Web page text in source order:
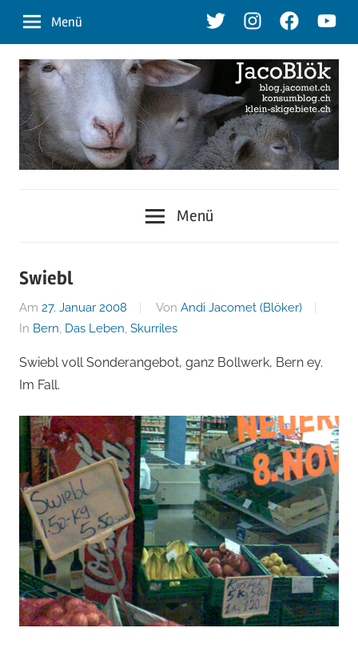
Inhalt
TwitterInstagramFacebook
Menü
der
Blog
von
Andi
Jacomet
klein-
Menü
Swiebl
Am 27. Januar 2008 Von Andi Jacomet (Blöker)
In Bern, Das Leben, Skurriles
Swiebl voll Sonderangebot, ganz Bollwerk, Bern ey.
Im Fall.